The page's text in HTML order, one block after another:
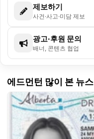
제보하기
사건·사고·미담 제보
광고·후원 문의
배너, 콘텐츠 협업
에드먼턴 많이 본 뉴스